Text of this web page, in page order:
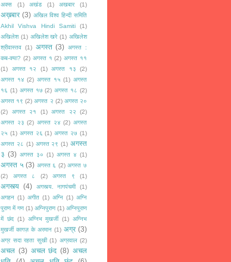
अक्स
(1) अखंड (1) अखबार (1)
अख़बार (3) अखिल विश्व हिन्दी समिति
Akhil Vishva Hindi Samiti
(1)
अखिलेश (1) अखिलेश खरे (1) अखिलेश
श्रीवास्तव (1) अगस्त (3) अगस्त :
कब-क्या? (2) अगस्त १ (2) अगस्त ११
(1)
अगस्त १२ (1) अगस्त १३
(2)
अगस्त १४ (2) अगस्त १५ (1) अगस्त
१६ (1) अगस्त १७ (2) अगस्त १८ (2)
अगस्त १९ (2) अगस्त २ (2) अगस्त २०
(2)
अगस्त २१ (1) अगस्त २२
(2)
अगस्त २३ (2) अगस्त २४ (2) अगस्त
२५ (1) अगस्त २६ (1) अगस्त २७ (1)
अगस्त २८ (1) अगस्त २९ (1) अगस्त
३ (3) अगस्त ३० (1) अगस्त ४ (1)
अगस्त ५ (3) अगस्त ६ (2) अगस्त ७
(2)
अगस्त ८ (2) अगस्त ९ (1)
अगस्त्य (4) अगस्त्य. नागपंचमी
(1)
अगहन (1) अगीत (1) अग्नि (1) अग्नि
पुराण में गण (1) अग्निपुराण (1) अग्निपुराण
में छंद (1) अग्निभ मुखर्जी (1) अग्निभ
मुखर्जी कागज़ के अरमान (1) अग्र (3)
अग्र सदा रहता सुखी (1) अग्रवाल (2)
अचल (3) अचल छंद (8) अचल